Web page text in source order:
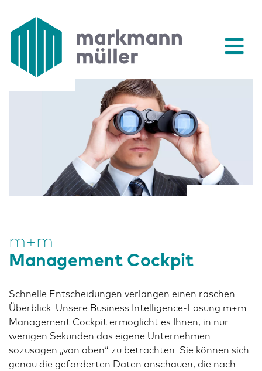
m+m
Management Cockpit
Schnelle Entscheidungen verlangen einen raschen
Überblick. Unsere Business Intelligence-Lösung m+m
Management Cockpit ermöglicht es Ihnen, in nur
wenigen Sekunden das eigene Unternehmen
sozusagen „von oben“ zu betrachten. Sie können sich
genau die geforderten Daten anschauen, die nach